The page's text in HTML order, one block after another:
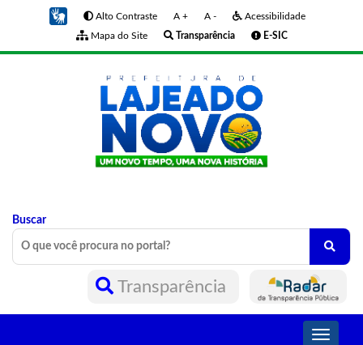
Alto Contraste A + A -
Acessibilidade
Mapa do Site
Transparência E-SIC
Buscar
Transparência
Toggle